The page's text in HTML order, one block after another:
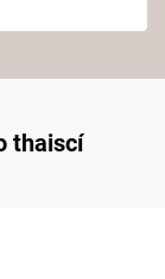
thaiscí